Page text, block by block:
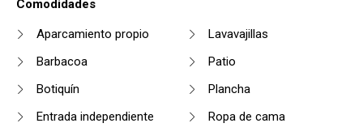
Comodidades
Aparcamiento propio
Barbacoa
Botiquín
Entrada independiente
Lavavajillas
Patio
Plancha
Ropa de cama